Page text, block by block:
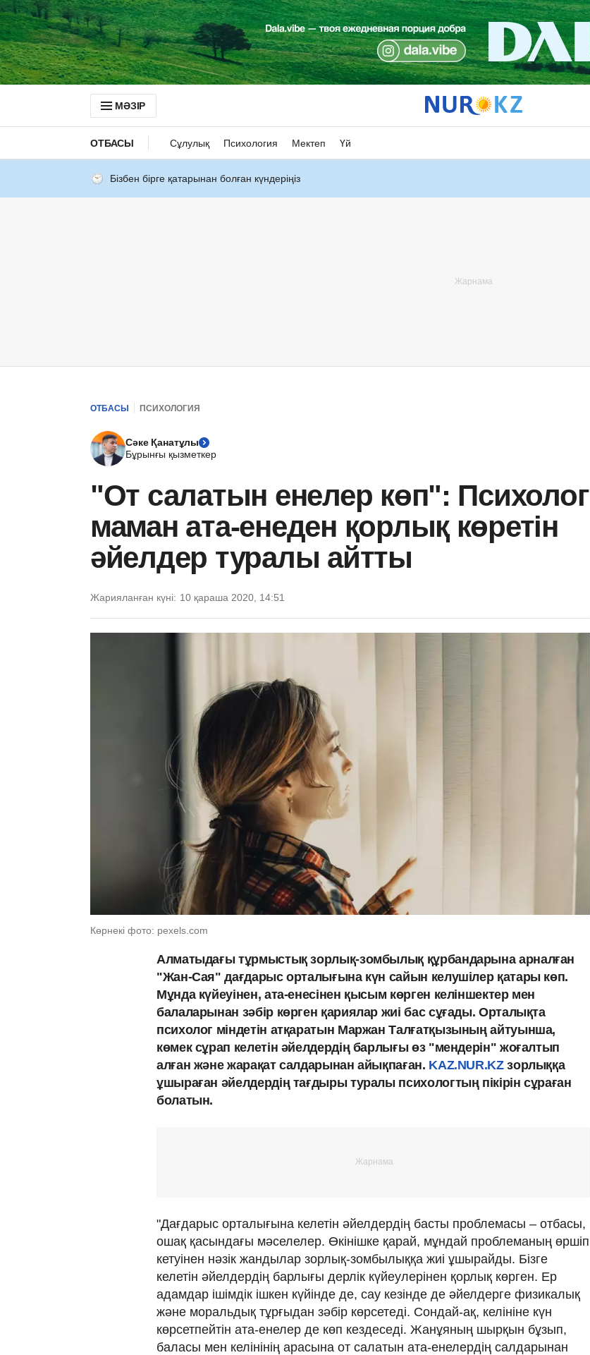
МӘЗІР
ОТБАСЫ Сұлулық Психология Мектеп Үй
Бізбен бірге қатарынан болған күндеріңіз
ОТБАСЫ ПСИХОЛОГИЯ
Сәке Қанатұлы
Бұрынғы қызметкер
"От салатын енелер көп": Психолог
маман ата-енеден қорлық көретін
әйелдер туралы айтты
Жарияланған күні: 10 қараша 2020, 14:51
Көрнекі фото: pexels.com
Алматыдағы тұрмыстық зорлық-зомбылық құрбандарына арналған
"Жан-Сая" дағдарыс орталығына күн сайын келушілер қатары көп.
Мұнда күйеуінен, ата-енесінен қысым көрген келіншектер мен
балаларынан зәбір көрген қариялар жиі бас сұғады. Орталықта
психолог міндетін атқаратын Маржан Талғатқызының айтуынша,
көмек сұрап келетін әйелдердің барлығы өз "мендерін" жоғалтып
алған және жарақат салдарынан айықпаған. KAZ.NUR.KZзорлыққа
ұшыраған әйелдердің тағдыры туралы психологтың пікірін сұраған
болатын.
"Дағдарыс орталығына келетін әйелдердің басты проблемасы – отбасы,
ошақ қасындағы мәселелер. Өкінішке қарай, мұндай проблеманың өршіп
кетуінен нәзік жандылар зорлық-зомбылыққа жиі ұшырайды. Бізге
келетін әйелдердің барлығы дерлік күйеулерінен қорлық көрген. Ер
адамдар ішімдік ішкен күйінде де, сау кезінде де әйелдерге физикалық
және моральдық тұрғыдан зәбір көрсетеді. Сондай-ақ, келініне күн
көрсетпейтін ата-енелер де көп кездеседі. Жанұяның шырқын бұзып,
баласы мен келінінің арасына от салатын ата-енелердің салдарынан